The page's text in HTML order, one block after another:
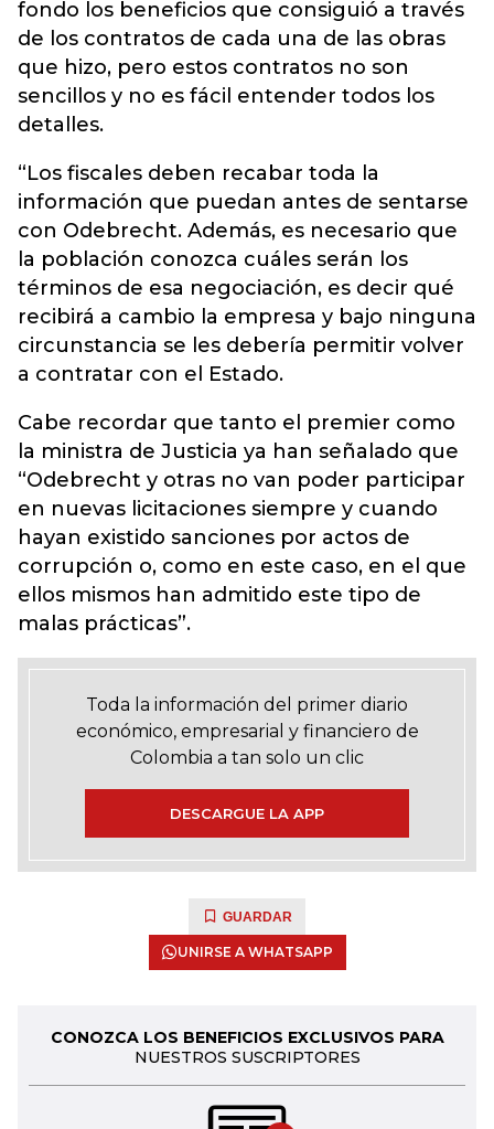
fondo los beneficios que consiguió a través
de los contratos de cada una de las obras
que hizo, pero estos contratos no son
sencillos y no es fácil entender todos los
detalles.
“Los fiscales deben recabar toda la
información que puedan antes de sentarse
con Odebrecht. Además, es necesario que
la población conozca cuáles serán los
términos de esa negociación, es decir qué
recibirá a cambio la empresa y bajo ninguna
circunstancia se les debería permitir volver
a contratar con el Estado.
Cabe recordar que tanto el premier como
la ministra de Justicia ya han señalado que
“Odebrecht y otras no van poder participar
en nuevas licitaciones siempre y cuando
hayan existido sanciones por actos de
corrupción o, como en este caso, en el que
ellos mismos han admitido este tipo de
malas prácticas”.
Toda la información del primer diario
económico, empresarial y financiero de
Colombia a tan solo un clic
DESCARGUE LA APP
GUARDAR
UNIRSE A WHATSAPP
CONOZCA LOS BENEFICIOS EXCLUSIVOS PARA
NUESTROS SUSCRIPTORES